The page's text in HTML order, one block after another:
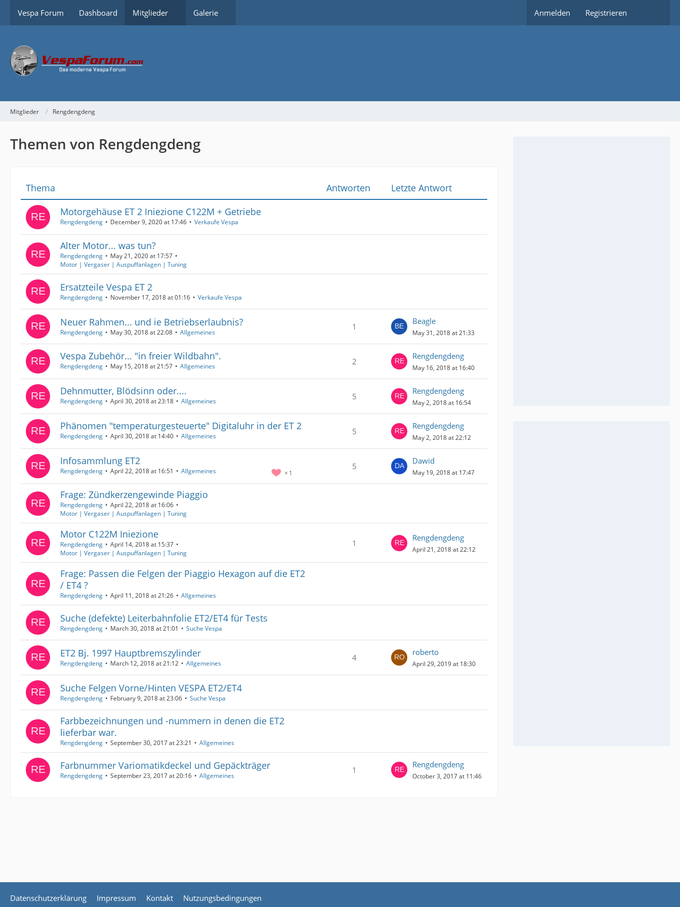
Vespa Forum Dashboard Mitglieder Galerie Anmelden Registrieren
Mitglieder Rengdengdeng
Themen von Rengdengdeng
Thema Antworten
Letzte Antwort
Motorgehäuse ET 2 Iniezione C122M + Getriebe
Rengdengdeng December 9, 2020 at 17:46 Verkaufe Vespa
Alter Motor... was tun?
Rengdengdeng
May 21, 2020 at 17:57
Motor | Vergaser | Auspuffanlagen | Tuning
Ersatzteile Vespa ET 2
Rengdengdeng November 17, 2018 at 01:16 Verkaufe Vespa
Neuer Rahmen... und ie Betriebserlaubnis?
Rengdengdeng May 30, 2018 at 22:08 Allgemeines
1
Beagle
May 31, 2018 at 21:33
Vespa Zubehör... "in freier Wildbahn".
Rengdengdeng May 15, 2018 at 21:57 Allgemeines 2
Rengdengdeng
May 16, 2018 at 16:40
Dehnmutter, Blödsinn oder....
Rengdengdeng April 30, 2018 at 23:18 Allgemeines 5
Rengdengdeng
May 2, 2018 at 16:54
Phänomen "temperaturgesteuerte" Digitaluhr in der ET 2
Rengdengdeng April 30, 2018 at 14:40 Allgemeines 5
Rengdengdeng
May 2, 2018 at 22:12
Infosammlung ET2
1
Rengdengdeng April 22, 2018 at 16:51 Allgemeines 5
Dawid
May 19, 2018 at 17:47
Frage: Zündkerzengewinde Piaggio
Rengdengdeng
April 22, 2018 at 16:06
Motor | Vergaser | Auspuffanlagen | Tuning
Motor C122M Iniezione
Rengdengdeng
April 14, 2018 at 15:37
Motor | Vergaser | Auspuffanlagen | Tuning
1
Rengdengdeng
April 21, 2018 at 22:12
Frage: Passen die Felgen der Piaggio Hexagon auf die ET2
/ ET4 ?
Rengdengdeng April 11, 2018 at 21:26 Allgemeines
Suche (defekte) Leiterbahnfolie ET2/ET4 für Tests
Rengdengdeng March 30, 2018 at 21:01 Suche Vespa
ET2 Bj. 1997 Hauptbremszylinder
Rengdengdeng March 12, 2018 at 21:12 Allgemeines
4
roberto
April 29, 2019 at 18:30
Suche Felgen Vorne/Hinten VESPA ET2/ET4
Rengdengdeng February 9, 2018 at 23:06 Suche Vespa
Farbbezeichnungen und -nummern in denen die ET2
lieferbar war.
Rengdengdeng September 30, 2017 at 23:21 Allgemeines
Farbnummer Variomatikdeckel und Gepäckträger
Rengdengdeng September 23, 2017 at 20:16 Allgemeines
1
Rengdengdeng
October 3, 2017 at 11:46
Datenschutzerklärung Impressum Kontakt Nutzungsbedingungen